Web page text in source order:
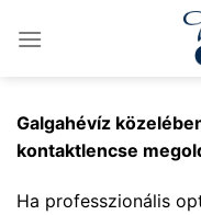
Galgahévíz
kontaktlencse
Ha professzionális